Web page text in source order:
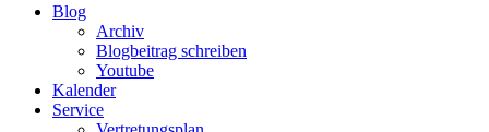
Blog
Archiv
Blogbeitrag schreiben
Youtube
Kalender
Service